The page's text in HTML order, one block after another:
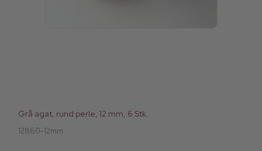
Grå agat, rund perle, 12 mm, 6 Stk.
12860-12mm